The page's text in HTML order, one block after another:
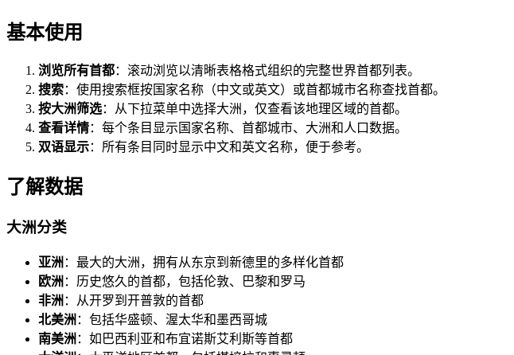
基本使用
浏览所有首都：滚动浏览以清晰表格格式组织的完整世界首都列表。
搜索：使用搜索框按国家名称（中文或英文）或首都城市名称查找首都。
按大洲筛选：从下拉菜单中选择大洲，仅查看该地理区域的首都。
查看详情：每个条目显示国家名称、首都城市、大洲和人口数据。
双语显示：所有条目同时显示中文和英文名称，便于参考。
了解数据
大洲分类
亚洲 ：最大的大洲，拥有从东京到新德里的多样化首都
欧洲 ：历史悠久的首都，包括伦敦、巴黎和罗马
非洲 ：从开罗到开普敦的首都
北美洲 ：包括华盛顿、渥太华和墨西哥城
南美洲 ：如巴西利亚和布宜诺斯艾利斯等首都